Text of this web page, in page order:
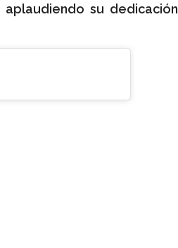
su dedicación